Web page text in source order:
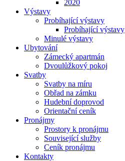
2020
Výstavy
Probíhající výstavy
Probíhající výstavy
Minulé výstavy
Ubytování
Zámecký apartmán
Dvoulůžkový pokoj
Svatby
Svatby na míru
Obřad na zámku
Hudební doprovod
Orientační ceník
Pronájmy
Prostory k pronájmu
Související služby
Ceník pronájmu
Kontakty